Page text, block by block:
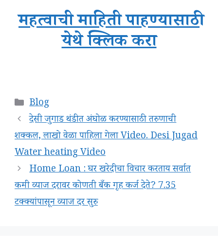
महत्वाची माहिती पाहण्यासाठी
येथे क्लिक करा
Categories
Blog
देसी जुगाड थंडीत अंघोळ करण्यासाठी तरुणाची
शक्कल, लाखो वेळा पाहिला गेला Video. Desi Jugad
Water heating Video
Home Loan : घर खरेदीचा विचार करताय सर्वात
कमी व्याज दरावर कोणती बँक गृह कर्ज देते? 7.35
टक्क्यांपासून व्याज दर सुरु